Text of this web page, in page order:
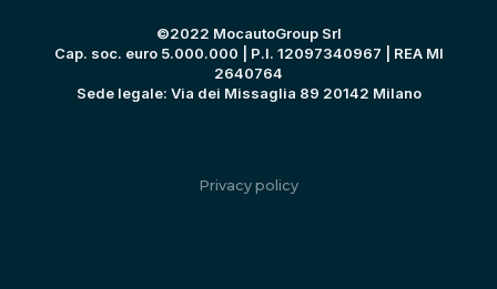
©2022 MocautoGroup Srl
Cap. soc. euro 5.000.000 | P.I. 12097340967 | REA MI
2640764
Sede legale: Via dei Missaglia 89 20142 Milano
Privacy policy